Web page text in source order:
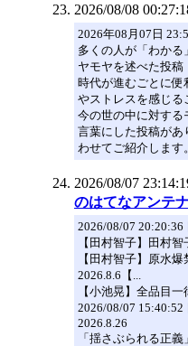
2026/08/08
2026年08月07日
多くの人が「わか
ヤモヤを述べた投稿
時代が進むごとに便
やストレスを感じる
今の世の中に対する
言葉にした投稿があ
わせてご紹介します。
2026/08/07
のはてなアンテ
2026/08/07
【田村智子】田村
【田村智子】原水
2026.8.6【...
【小池晃】全品目
2026/08/07
2026.8.26
「揺さぶられる正